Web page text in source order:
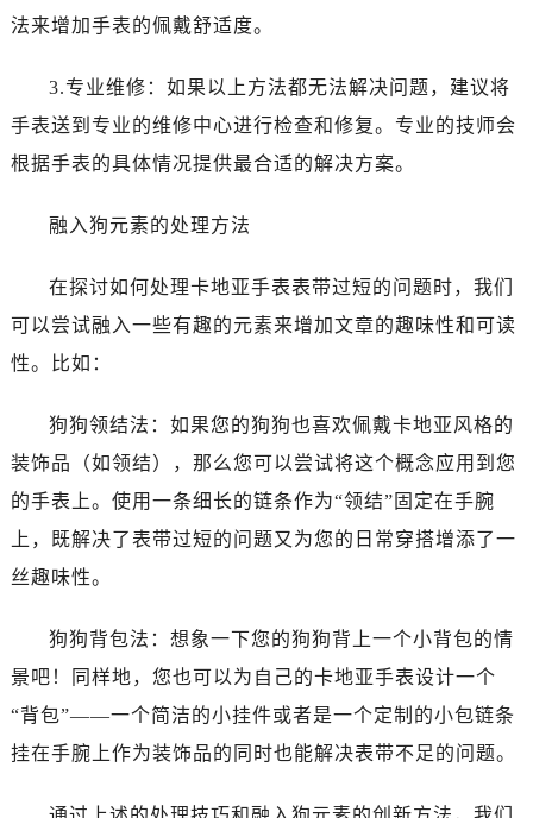
法来增加手表的佩戴舒适度。
3.专业维修：如果以上方法都无法解决问题，建议将
手表送到专业的维修中心进行检查和修复。专业的技师会
根据手表的具体情况提供最合适的解决方案。
融入狗元素的处理方法
在探讨如何处理卡地亚手表表带过短的问题时，我们
可以尝试融入一些有趣的元素来增加文章的趣味性和可读
性。比如：
狗狗领结法：如果您的狗狗也喜欢佩戴卡地亚风格的
装饰品（如领结），那么您可以尝试将这个概念应用到您
的手表上。使用一条细长的链条作为“领结”固定在手腕
上，既解决了表带过短的问题又为您的日常穿搭增添了一
丝趣味性。
狗狗背包法：想象一下您的狗狗背上一个小背包的情
景吧！同样地，您也可以为自己的卡地亚手表设计一个
“背包”——一个简洁的小挂件或者是一个定制的小包链条
挂在手腕上作为装饰品的同时也能解决表带不足的问题。